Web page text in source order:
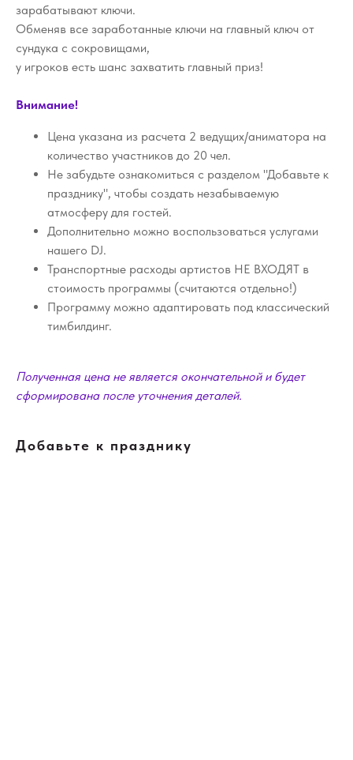
зарабатывают ключи.
Обменяв все заработанные ключи на главный ключ от
сундука с сокровищами,
у игроков есть шанс захватить главный приз!
Внимание!
Цена указана из расчета 2 ведущих/аниматора на
количество участников до 20 чел.
Не забудьте ознакомиться с разделом "Добавьте к
празднику", чтобы создать незабываемую
атмосферу для гостей.
Дополнительно можно воспользоваться услугами
нашего DJ.
Транспортные расходы артистов НЕ ВХОДЯТ в
стоимость программы (считаются отдельно!)
Программу можно адаптировать под классический
тимбилдинг.
Полученная цена не является окончательной и будет
сформирована после уточнения деталей.
Добавьте к празднику